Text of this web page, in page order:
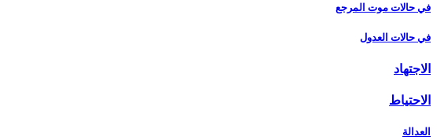
في حالات موت المرجع
في حالات العدول
الاجتهاد
الاحتياط
العدالة